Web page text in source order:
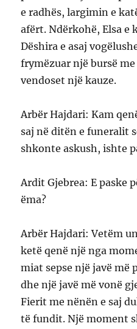
e radhës, largimin e
afërt. Ndërkohë, Elsa e
Dëshira e asaj
frymëzuar një bursë
vendoset një kauze.
Arbër Hajdari: Kam
saj në ditën e funeralit
shkonte askush, ishte
Ardit Gjebrea: E paske
ëma?
Arbër Hajdari: Vetëm
ketë qenë një nga
miat sepse një javë më
dhe një javë më vonë
Fierit me nënën e saj
të fundit. Një moment